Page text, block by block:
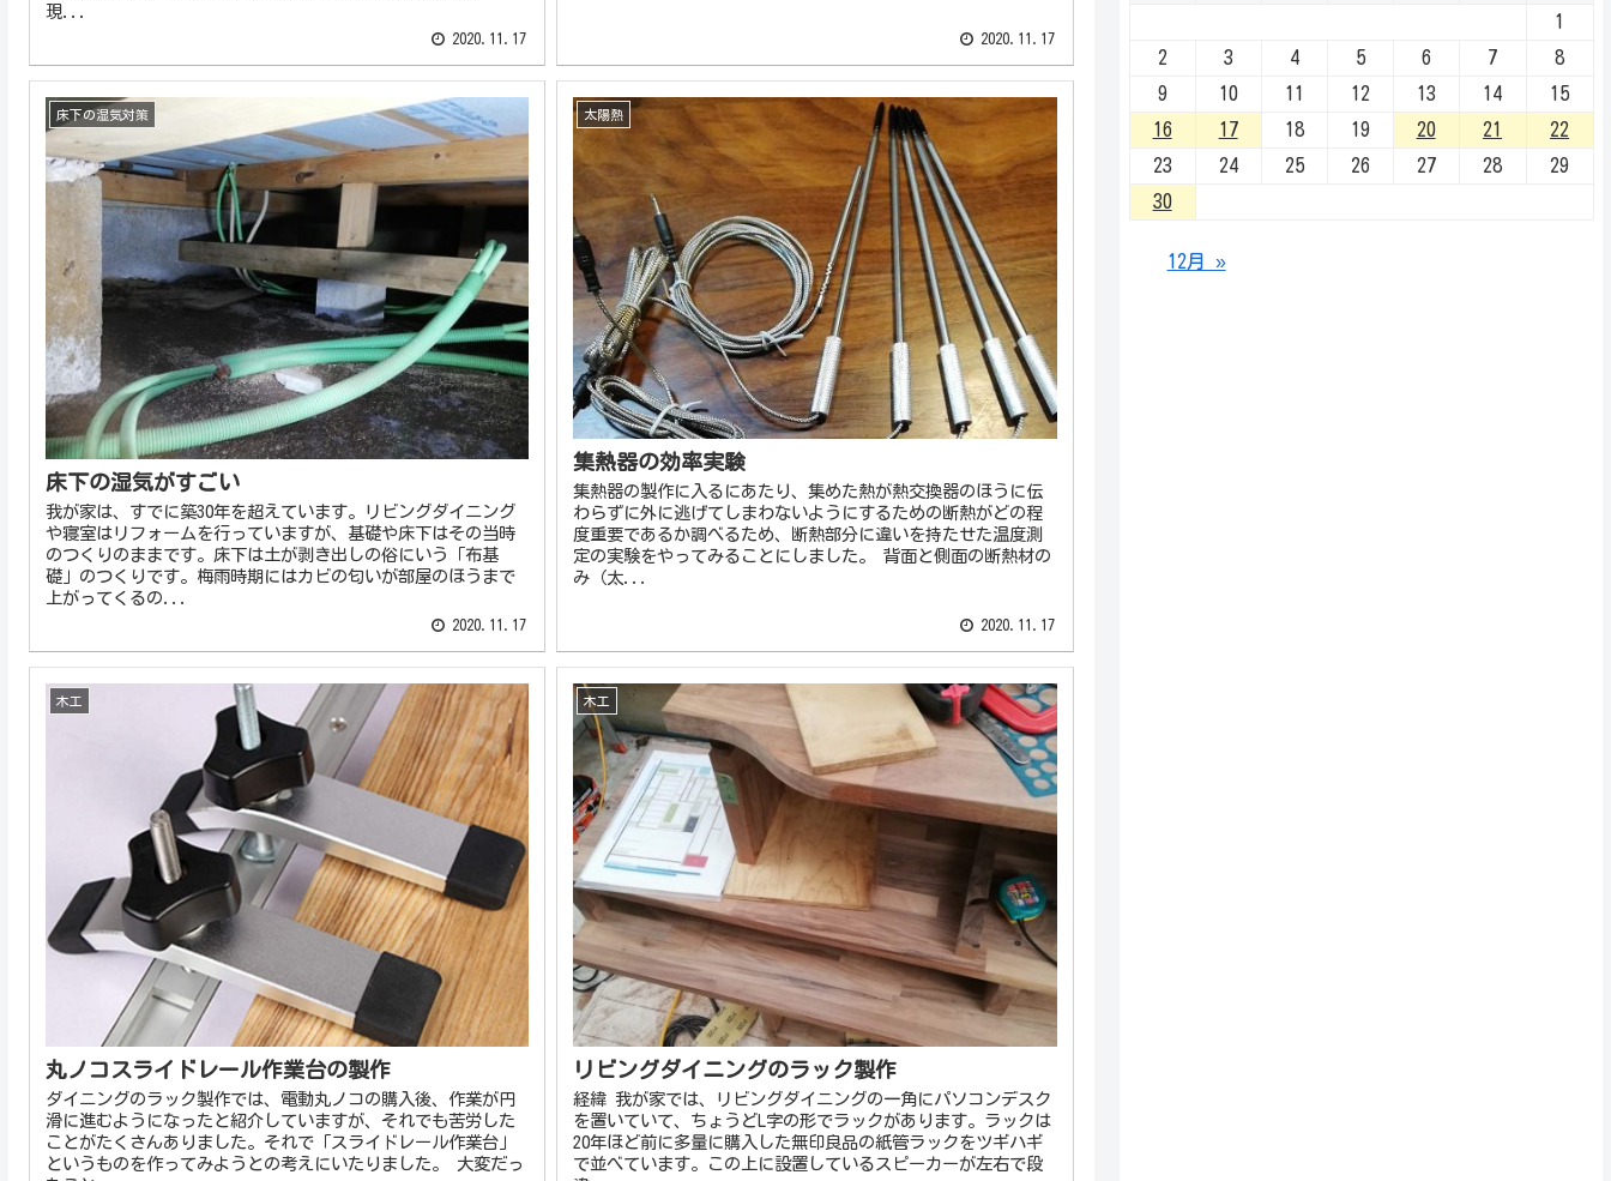
現...
2020.11.17 2020.11.17
床下の湿気対策
床下の湿気がすごい
我が家は、すでに築30年を超えています。リビングダイニング
や寝室はリフォームを行っていますが、基礎や床下はその当時
のつくりのままです。床下は土が剥き出しの俗にいう「布基
礎」のつくりです。梅雨時期にはカビの匂いが部屋のほうまで
上がってくるの...
2020.11.17
太陽熱
集熱器の効率実験
集熱器の製作に入るにあたり、集めた熱が熱交換器のほうに伝
わらずに外に逃げてしまわないようにするための断熱がどの程
度重要であるか調べるため、断熱部分に違いを持たせた温度測
定の実験をやってみることにしました。 背面と側面の断熱材の
み（太...
2020.11.17
木工
丸ノコスライドレール作業台の製作
ダイニングのラック製作では、電動丸ノコの購入後、作業が円
滑に進むようになったと紹介していますが、それでも苦労した
ことがたくさんありました。それで「スライドレール作業台」
というものを作ってみようとの考えにいたりました。 大変だっ
木工
リビングダイニングのラック製作
経緯 我が家では、リビングダイニングの一角にパソコンデスク
を置いていて、ちょうどL字の形でラックがあります。ラックは
20年ほど前に多量に購入した無印良品の紙管ラックをツギハギ
で並べています。この上に設置しているスピーカーが左右で段
1
2
3 4 5 6 7
8
9
10 11 12 13 14
15
16
17 18 19 20 21
22
23
24 25 26 27 28
29
30
12月 »